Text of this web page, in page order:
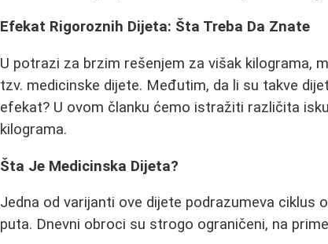
Efekat Rigoroznih Dijeta: Šta Treba Da Znate
U potrazi za brzim rešenjem za višak kilograma,
tzv. medicinske dijete. Međutim, da li su takve
efekat? U ovom članku ćemo istražiti različita
kilograma.
Šta Je Medicinska Dijeta?
Jedna od varijanti ove dijete podrazumeva ciklus
puta. Dnevni obroci su strogo ograničeni, na